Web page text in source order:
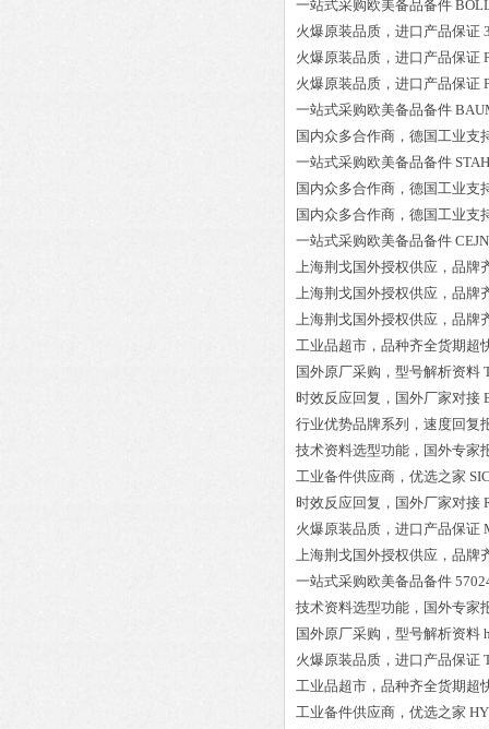
一站式采购欧美备品备件
火爆原装品质，进口产品保证
火爆原装品质，进口产品保证
火爆原装品质，进口产品保证
一站式采购欧美备品备件
国内众多合作商，德国工业支
一站式采购欧美备品备件
国内众多合作商，德国工业支
国内众多合作商，德国工业支
一站式采购欧美备品备件
上海荆戈国外授权供应，品牌
上海荆戈国外授权供应，品牌
上海荆戈国外授权供应，品牌
工业品超市，品种齐全货期超
国外原厂采购，型号解析资料
时效反应回复，国外厂家对接
行业优势品牌系列，速度回复
技术资料选型功能，国外专家
工业备件供应商，优选之家
时效反应回复，国外厂家对接
火爆原装品质，进口产品保证
上海荆戈国外授权供应，品牌
一站式采购欧美备品备件
技术资料选型功能，国外专家
国外原厂采购，型号解析资料
火爆原装品质，进口产品保证
工业品超市，品种齐全货期超
工业备件供应商，优选之家